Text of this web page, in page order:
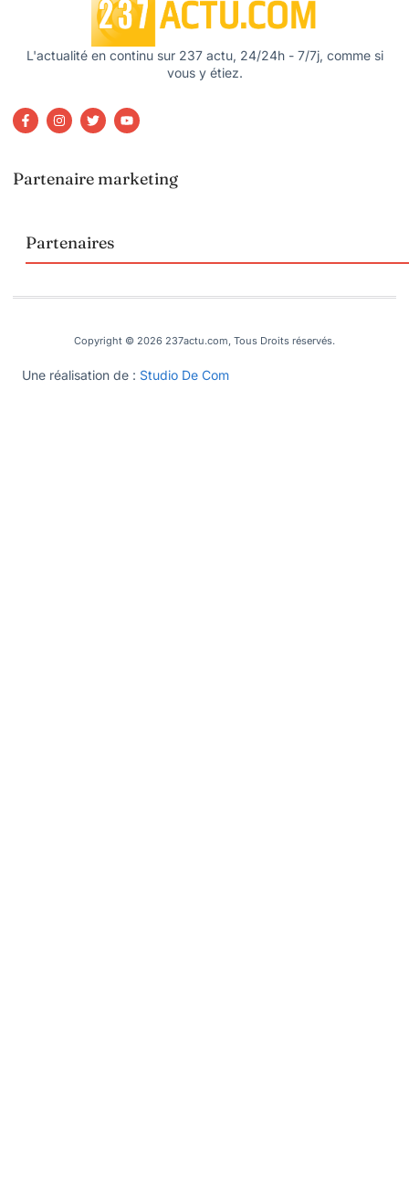
L'actualité en continu sur 237 actu, 24/24h - 7/7j, comme si
vous y étiez.
Partenaire marketing
Partenaires
Copyright © 2026 237actu.com, Tous Droits réservés.
Une réalisation de : Studio De Com